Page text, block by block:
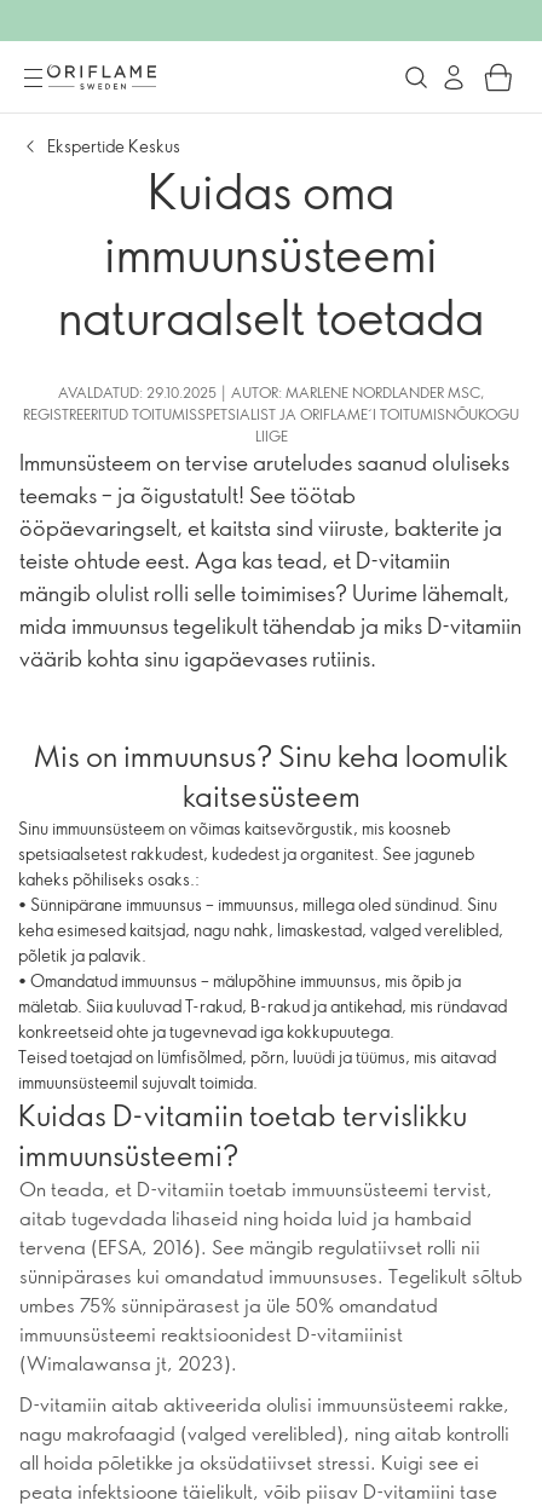
Ekspertide Keskus
Kuidas oma
immuunsüsteemi
naturaalselt toetada
AVALDATUD: 29.10.2025 | AUTOR: MARLENE NORDLANDER MSC,
REGISTREERITUD TOITUMISSPETSIALIST JA ORIFLAME´I TOITUMISNÕUKOGU
LIIGE
Immunsüsteem on tervise aruteludes saanud oluliseks
teemaks – ja õigustatult! See töötab
ööpäevaringselt, et kaitsta sind viiruste, bakterite ja
teiste ohtude eest. Aga kas tead, et D-vitamiin
mängib olulist rolli selle toimimises? Uurime lähemalt,
mida immuunsus tegelikult tähendab ja miks D-vitamiin
väärib kohta sinu igapäevases rutiinis.
Mis on immuunsus? Sinu keha loomulik
kaitsesüsteem
Sinu immuunsüsteem on võimas kaitsevõrgustik, mis koosneb
spetsiaalsetest rakkudest, kudedest ja organitest. See jaguneb
kaheks põhiliseks osaks.:
• Sünnipärane immuunsus – immuunsus, millega oled sündinud. Sinu
keha esimesed kaitsjad, nagu nahk, limaskestad, valged verelibled,
põletik ja palavik.
• Omandatud immuunsus – mälupõhine immuunsus, mis õpib ja
mäletab. Siia kuuluvad T-rakud, B-rakud ja antikehad, mis ründavad
konkreetseid ohte ja tugevnevad iga kokkupuutega.
Teised toetajad on lümfisõlmed, põrn, luuüdi ja tüümus, mis aitavad
immuunsüsteemil sujuvalt toimida.
Kuidas D-vitamiin toetab tervislikku
immuunsüsteemi?
On teada, et D-vitamiin toetab immuunsüsteemi tervist,
aitab tugevdada lihaseid ning hoida luid ja hambaid
tervena (EFSA, 2016). See mängib regulatiivset rolli nii
sünnipärases kui omandatud immuunsuses. Tegelikult sõltub
umbes 75% sünnipärasest ja üle 50% omandatud
immuunsüsteemi reaktsioonidest D-vitamiinist
(Wimalawansa jt, 2023).
D-vitamiin aitab aktiveerida olulisi immuunsüsteemi rakke,
nagu makrofaagid (valged verelibled), ning aitab kontrolli
all hoida põletikke ja oksüdatiivset stressi. Kuigi see ei
peata infektsioone täielikult, võib piisav D-vitamiini tase